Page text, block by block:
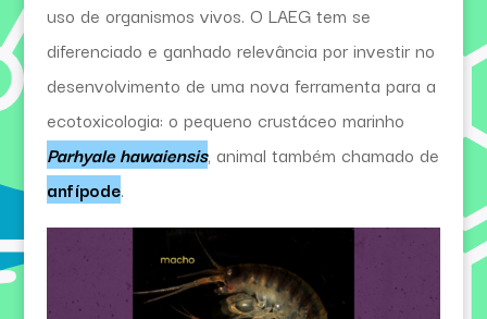
uso de organismos vivos. O LAEG tem se
diferenciado e ganhado relevância por investir no
desenvolvimento de uma nova ferramenta para a
ecotoxicologia: o pequeno crustáceo marinho
Parhyale hawaiensis, animal também chamado de
anfípode.